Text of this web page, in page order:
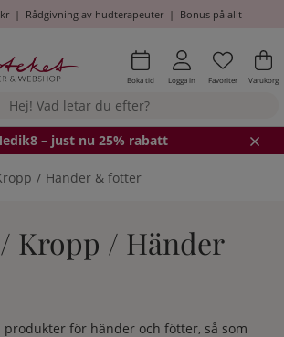
| Rådgivning av hudterapeuter| Bonus på allt
Boka tid Logga in Antal i
.
Favoriter .
Varukorg
– just nu 25% rabatt
Händer & fötter
Kropp / Händer
för händer och fötter, så som